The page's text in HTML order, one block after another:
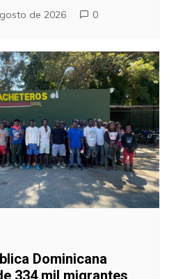
de 2026 0
Dominicana